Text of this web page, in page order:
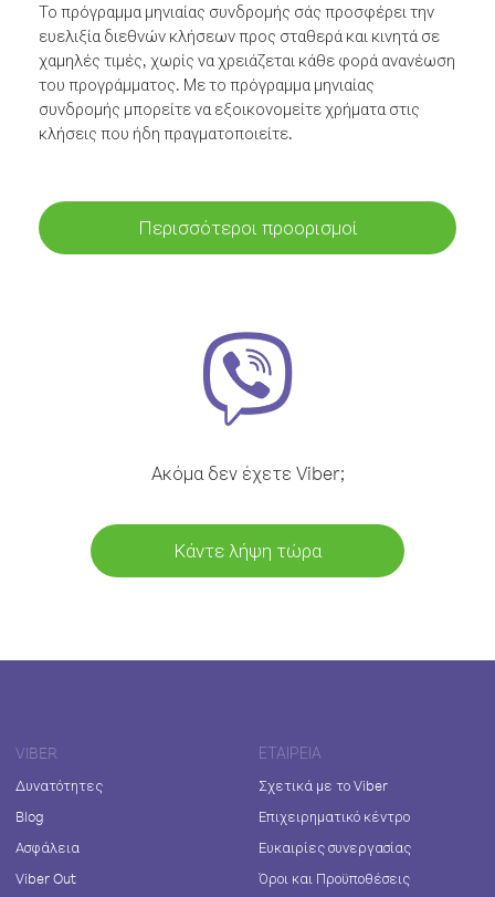
Το πρόγραμμα μηνιαίας συνδρομής σάς προσφέρει την
ευελιξία διεθνών κλήσεων προς σταθερά και κινητά σε
χαμηλές τιμές, χωρίς να χρειάζεται κάθε φορά ανανέωση
του προγράμματος. Με το πρόγραμμα μηνιαίας
συνδρομής μπορείτε να εξοικονομείτε χρήματα στις
κλήσεις που ήδη πραγματοποιείτε.
Περισσότεροι προορισμοί
Ακόμα δεν έχετε Viber;
Κάντε λήψη τώρα
VIBER
Δυνατότητες
Blog
Ασφάλεια
Viber Out
ΕΤΑΙΡΕΊΑ
Σχετικά με το Viber
Επιχειρηματικό κέντρο
Ευκαιρίες συνεργασίας
Όροι και Προϋποθέσεις